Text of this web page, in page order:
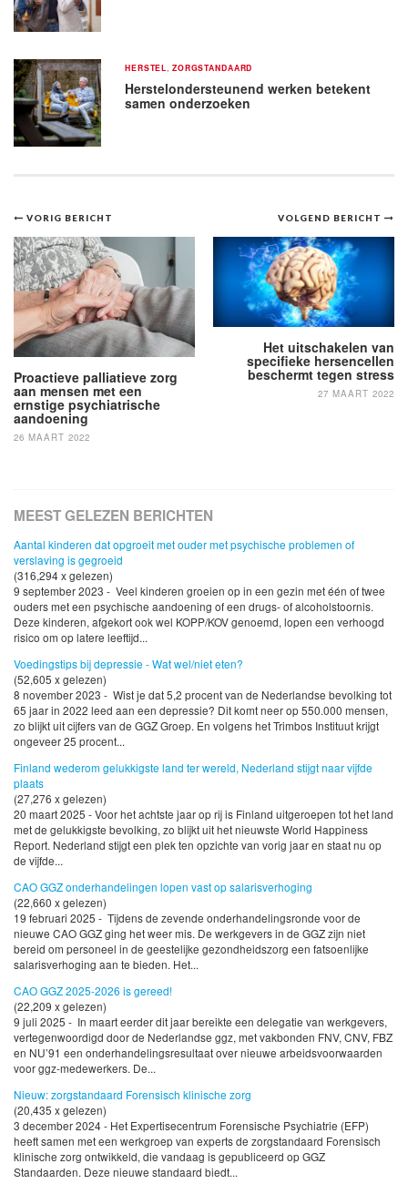
HERSTEL ZORGSTANDAARD
Herstelondersteunend werken betekent
samen onderzoeken
Bericht
navigatie
VOLGEND BERICHT
Het uitschakelen van
specifieke hersencellen
beschermt tegen stress
27 MAART 2022
VORIG BERICHT
Proactieve palliatieve zorg
aan mensen met een
ernstige psychiatrische
aandoening
26 MAART 2022
MEEST GELEZEN BERICHTEN
Aantal kinderen dat opgroeit met ouder met psychische problemen of
verslaving is gegroeid
(316,294 x gelezen)
9 september 2023 - Veel kinderen groeien op in een gezin met één of twee
ouders met een psychische aandoening of een drugs- of alcoholstoornis.
Deze kinderen, afgekort ook wel KOPP/KOV genoemd, lopen een verhoogd
risico om op latere leeftijd...
Voedingstips bij depressie - Wat wel/niet eten?
(52,605 x gelezen)
8 november 2023 - Wist je dat 5,2 procent van de Nederlandse bevolking tot
65 jaar in 2022 leed aan een depressie? Dit komt neer op 550.000 mensen,
zo blijkt uit cijfers van de GGZ Groep. En volgens het Trimbos Instituut krijgt
ongeveer 25 procent...
Finland wederom gelukkigste land ter wereld, Nederland stijgt naar vijfde
plaats
(27,276 x gelezen)
20 maart 2025 - Voor het achtste jaar op rij is Finland uitgeroepen tot het land
met de gelukkigste bevolking, zo blijkt uit het nieuwste World Happiness
Report. Nederland stijgt een plek ten opzichte van vorig jaar en staat nu op
de vijfde...
CAO GGZ onderhandelingen lopen vast op salarisverhoging
(22,660 x gelezen)
19 februari 2025 - Tijdens de zevende onderhandelingsronde voor de
nieuwe CAO GGZ ging het weer mis. De werkgevers in de GGZ zijn niet
bereid om personeel in de geestelijke gezondheidszorg een fatsoenlijke
salarisverhoging aan te bieden. Het...
CAO GGZ 2025-2026 is gereed!
(22,209 x gelezen)
9 juli 2025 - In maart eerder dit jaar bereikte een delegatie van werkgevers,
vertegenwoordigd door de Nederlandse ggz, met vakbonden FNV, CNV, FBZ
en NU’91 een onderhandelingsresultaat over nieuwe arbeidsvoorwaarden
voor ggz-medewerkers. De...
Nieuw: zorgstandaard Forensisch klinische zorg
(20,435 x gelezen)
3 december 2024 - Het Expertisecentrum Forensische Psychiatrie (EFP)
heeft samen met een werkgroep van experts de zorgstandaard Forensisch
klinische zorg ontwikkeld, die vandaag is gepubliceerd op GGZ
Standaarden. Deze nieuwe standaard biedt...